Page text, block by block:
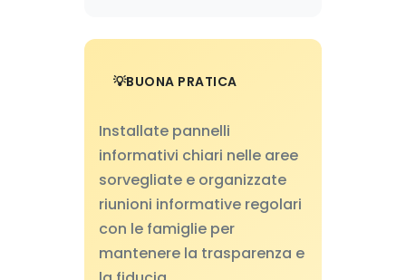
BUONA PRATICA
Installate pannelli
informativi chiari nelle aree
sorvegliate e organizzate
riunioni informative regolari
con le famiglie per
mantenere la trasparenza e